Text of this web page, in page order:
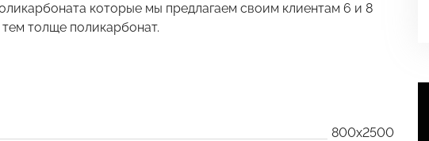
которые мы предлагаем своим клиентам 6 и 8
толще поликарбонат.
800x2500